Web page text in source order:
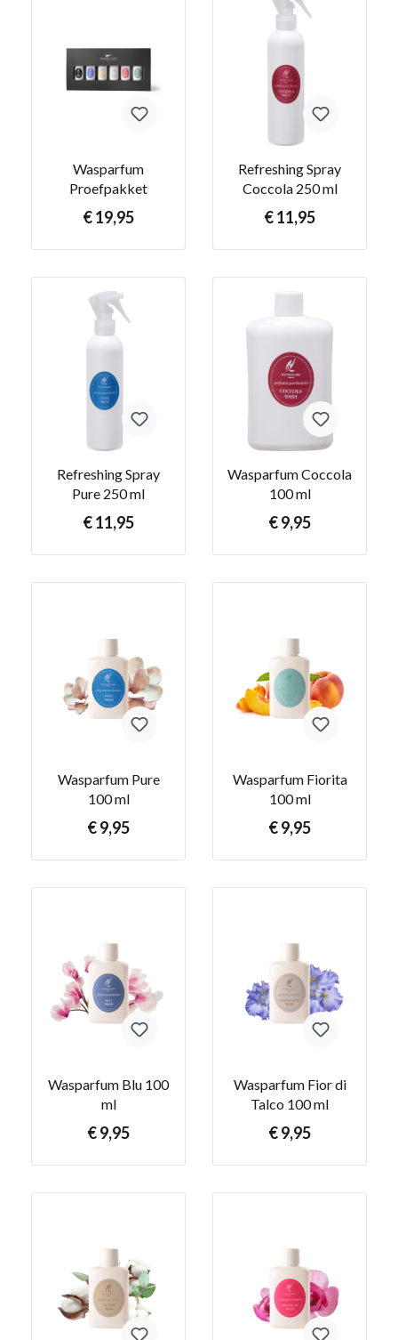
Wasparfum
Proefpakket
€ 19,95
Refreshing Spray
Coccola 250 ml
€ 11,95
Refreshing Spray
Pure 250 ml
€ 11,95
Wasparfum Coccola
100 ml
€ 9,95
Wasparfum Pure
100 ml
€ 9,95
Wasparfum Fiorita
100 ml
€ 9,95
Wasparfum Blu 100
ml
€ 9,95
Wasparfum Fior di
Talco 100 ml
€ 9,95